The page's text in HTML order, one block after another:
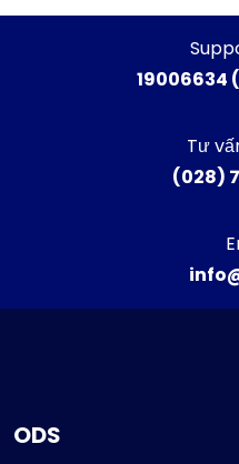
19006634
Tư
(028)
ODS